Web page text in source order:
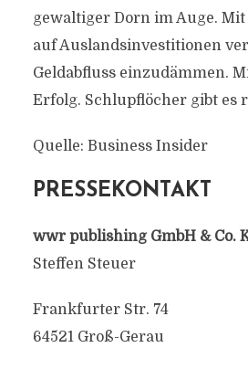
gewaltiger Dorn im Auge.
auf Auslandsinvestitionen
Geldabfluss einzudämmen.
Erfolg. Schlupflöcher gibt es
Quelle: Business Insider
PRESSEKONTAKT
wwr publishing GmbH & Co.
Steffen Steuer
Frankfurter Str. 74
64521 Groß-Gerau